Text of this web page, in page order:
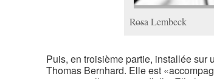
Rosa Lembeck
Puis, en troisième partie, installée sur
Thomas Bernhard. Elle est